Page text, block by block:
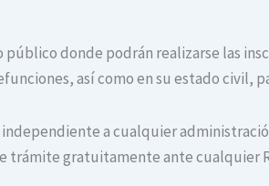
público donde podrán realizarse las
así como en su estado civil,
a cualquier
gratuitamente ante cualquier